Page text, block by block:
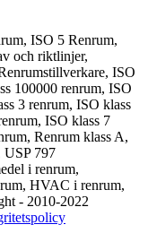
ISO 5 Renrum,
och riktlinjer,
ISO
100000 renrum, ISO
3 renrum, ISO klass
ISO klass 7
Renrum klass A,
797
i renrum,
HVAC i renrum,
- 2010-2022